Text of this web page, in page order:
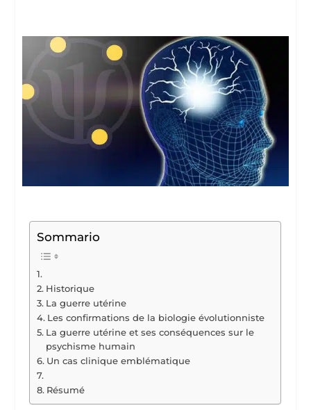
Sommario
Historique
La guerre utérine
Les confirmations de la biologie évolutionniste
La guerre utérine et ses conséquences sur le
psychisme humain
Un cas clinique emblématique
Résumé